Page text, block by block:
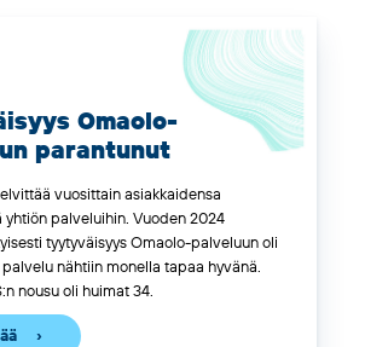
Omaolo-
parantunut
vuosittain asiakkaidensa
yhtiön palveluihin. Vuoden 2024
tyytyväisyysOmaolo-palveluun oli
nähtiin monella tapaa hyvänä.
nousu oli huimat 34.